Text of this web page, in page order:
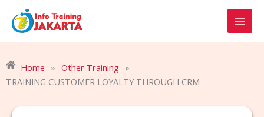
content
Home » Other Training »
TRAINING CUSTOMER LOYALTY THROUGH CRM